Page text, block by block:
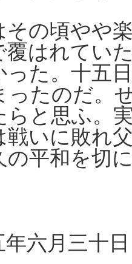
その頃やや
覆はれてい
った。十五
ったのだ。
らと思ふ。
戦いに敗れ
の平和を切
六月三十日